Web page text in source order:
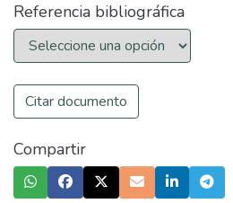
Referencia bibliográfica
Citar documento
Compartir